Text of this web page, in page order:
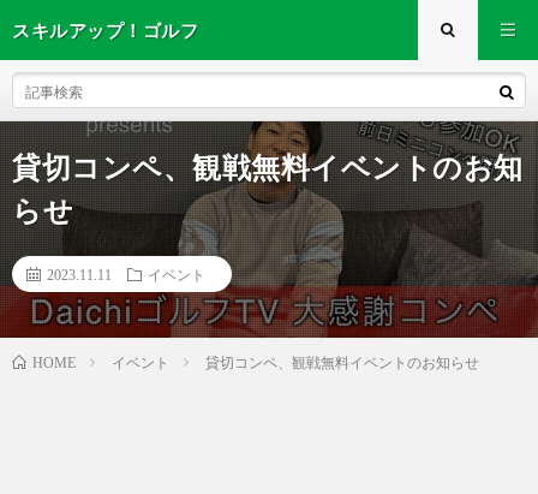
スキルアップ！ゴルフ
貸切コンペ、観戦無料イベントのお知
らせ
2023.11.11 イベント
HOME イベント 貸切コンペ、観戦無料イベントのお知らせ